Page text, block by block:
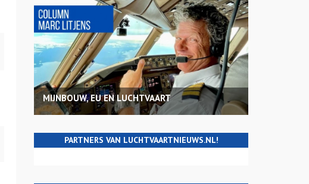
MIJNBOUW, EU EN LUCHTVAART
PARTNERS VAN LUCHTVAARTNIEUWS.NL!